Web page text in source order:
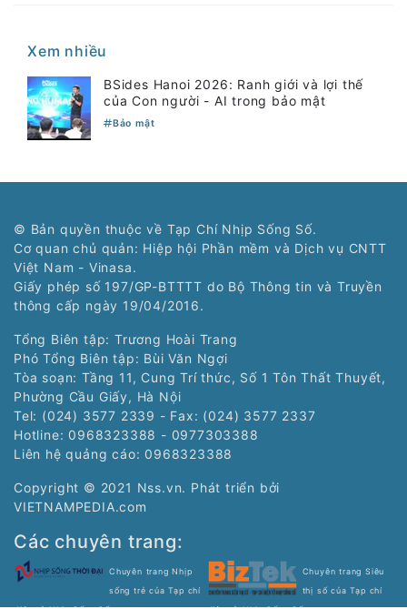
Xem nhiều
BSides Hanoi 2026: Ranh giới và lợi thế
của Con người - AI trong bảo mật
Bảo mật
© Bản quyền thuộc về Tạp Chí Nhịp Sống Số.
Cơ quan chủ quản: Hiệp hội Phần mềm và Dịch vụ CNTT
Việt Nam - Vinasa.
Giấy phép số 197/GP-BTTTT do Bộ Thông tin và Truyền
thông cấp ngày 19/04/2016.
Tổng Biên tập: Trương Hoài Trang
Phó Tổng Biên tập: Bùi Văn Ngợi
Tòa soạn: Tầng 11, Cung Trí thức, Số 1 Tôn Thất Thuyết,
Phường Cầu Giấy, Hà Nội
Tel: (024) 3577 2339 - Fax: (024) 3577 2337
Hotline: 0968323388 - 0977303388
Liên hệ quảng cáo: 0968323388
Copyright © 2021 Nss.vn. Phát triển bởi
VIETNAMPEDIA.com
Các chuyên trang:
Chuyên trang Nhịp
sống trẻ của Tạp chí
Chuyên trang Siêu
thị số của Tạp chí